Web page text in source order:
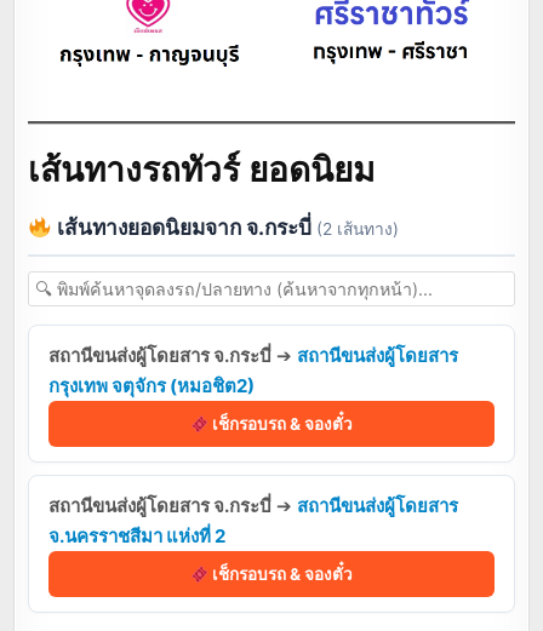
เส้นทางรถทัวร์ ยอดนิยม
เส้นทางยอดนิยมจาก จ.กระบี่ (2 เส้นทาง)
สถานีขนส่งผู้โดยสาร จ.กระบี่ ➔ สถานีขนส่งผู้โดยสาร
กรุงเทพ จตุจักร (หมอชิต2)
เช็กรอบรถ & จองตั๋ว
สถานีขนส่งผู้โดยสาร จ.กระบี่ ➔ สถานีขนส่งผู้โดยสาร
จ.นครราชสีมา แห่งที่ 2
เช็กรอบรถ & จองตั๋ว